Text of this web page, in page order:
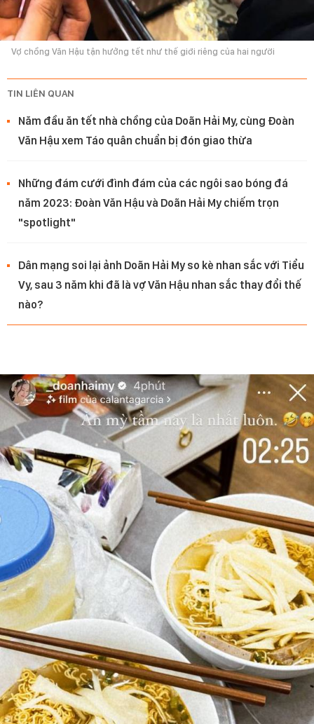
Vợ chồng Văn Hậu tận hưởng tết như thế giới riêng của hai người
TIN LIÊN QUAN
Năm đầu ăn tết nhà chồng của Doãn Hải My, cùng Đoàn
Văn Hậu xem Táo quân chuẩn bị đón giao thừa
Những đám cưới đình đám của các ngôi sao bóng đá
năm 2023: Đoàn Văn Hậu và Doãn Hải My chiếm trọn
"spotlight"
Dân mạng soi lại ảnh Doãn Hải My so kè nhan sắc với Tiểu
Vy, sau 3 năm khi đã là vợ Văn Hậu nhan sắc thay đổi thế
nào?